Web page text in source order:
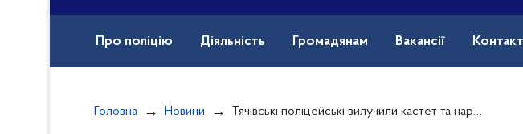
Про поліцію Діяльність Громадянам Вакансії
Головна Новини Тячівські поліцейські вилучили кастет та наркотики